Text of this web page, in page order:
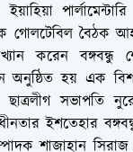
ইয়াহিয়া
গোলটেবিল বৈঠক
করেন
অনুষ্ঠিত হয় এক
ছাত্রলীগ সভাপতি
ইশতেহার
শাজাহান